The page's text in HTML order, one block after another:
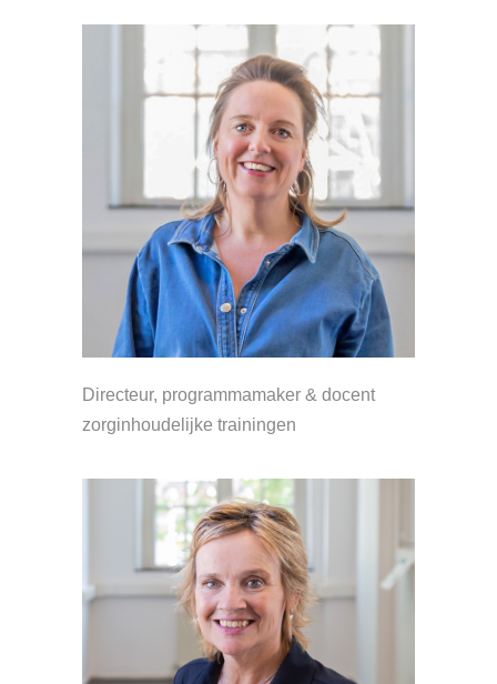
Directeur, programmamaker & docent
zorginhoudelijke trainingen